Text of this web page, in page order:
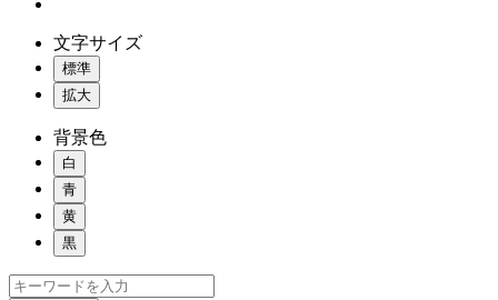
文字サイズ
標準
拡大
背景色
白
青
黄
黒